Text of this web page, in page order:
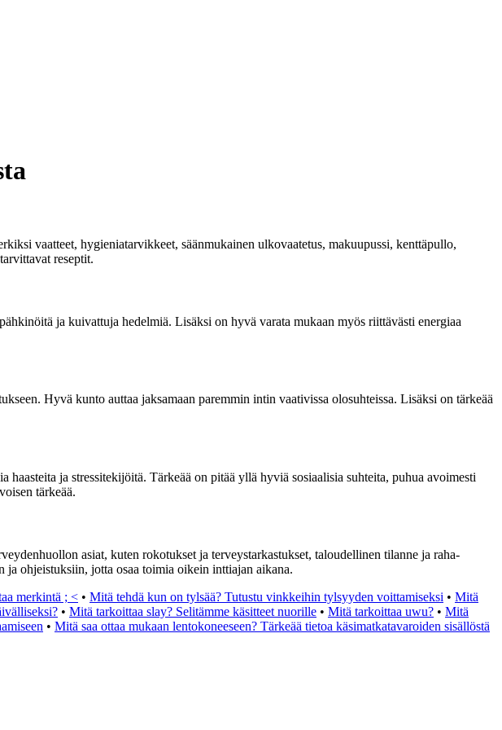
vaatteet, hygieniatarvikkeet, säänmukainen ulkovaatetus, makuupussi, kenttäpullo,
reseptit.
ja kuivattuja hedelmiä. Lisäksi on hyvä varata mukaan myös riittävästi energiaa
Hyvä kunto auttaa jaksamaan paremmin intin vaativissa olosuhteissa. Lisäksi on tärkeää
ja stressitekijöitä. Tärkeää on pitää yllä hyviä sosiaalisia suhteita, puhua avoimesti
tärkeää.
asiat, kuten rokotukset ja terveystarkastukset, taloudellinen tilanne ja raha-
ohjeistuksiin, jotta osaa toimia oikein inttiajan aikana.
merkintä ; < • Mitä tehdä kun on tylsää? Tutustu vinkkeihin tylsyyden voittamiseksi • Mitä
• Mitä tarkoittaa slay? Selitämme käsitteet nuorille • Mitä tarkoittaa uwu? • Mitä
• Mitä saa ottaa mukaan lentokoneeseen? Tärkeää tietoa käsimatkatavaroiden sisällöstä